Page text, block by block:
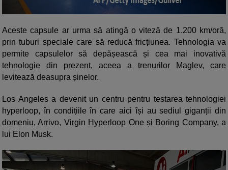
Aceste capsule ar urma să atingă o viteză de 1.200 km/oră,
prin tuburi speciale care să reducă fricțiunea. Tehnologia va
permite capsulelor să depășească și cea mai inovativă
tehnologie din prezent, aceea a trenurilor Maglev, care
levitează deasupra șinelor.
Los Angeles a devenit un centru pentru testarea tehnologiei
hyperloop, în condițiile în care aici își au sediul giganții din
domeniu, Arrivo, Virgin Hyperloop One și Boring Company, a
lui Elon Musk.